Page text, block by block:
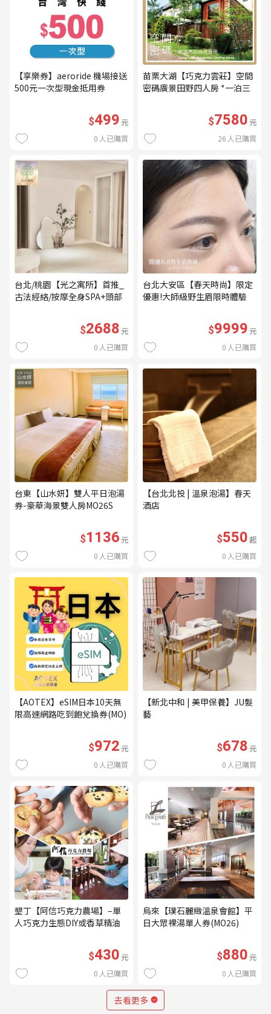
【享樂券】aeroride 機場接送
500元一次型現金抵用券
$499元
0 人已購買
苗栗大湖【巧克力雲莊】空間
密碼廣景田野四人房 *一泊三
$7580元
26 人已購買
台北/桃園【光之寓所】首推_
古法經絡/按摩全身SPA+頭部
$2688元
0 人已購買
台北大安區【春天時尚】限定
優惠!大師級野生眉限時體驗
優惠券（無補色） (MO)
$9999元
0 人已購買
台東【山水妍】雙人平日泡湯
券-豪華海景雙人房MO26S
$1136元
0 人已購買
【台北北投 | 溫泉泡湯】春天
酒店
$550起
0 人已購買
【AOTEX】eSIM日本10天無
限高速網路吃到飽兌換券(MO)
$972元
0 人已購買
【新北中和 | 美甲保養】JU髮
藝
$678元
0 人已購買
墾丁【阿信巧克力農場】–單
人巧克力生態DIY或香草精油
$430元
0 人已購買
烏來【璞石麗緻溫泉會館】平
日大眾裸湯單人券(MO26)
$880元
0 人已購買
去看更多